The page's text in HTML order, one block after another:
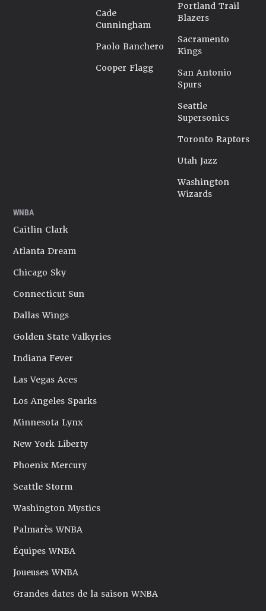
Cade
Cunningham
Paolo Banchero
Cooper Flagg
Portland Trail
Blazers
Sacramento
Kings
San Antonio
Spurs
Seattle
Supersonics
Toronto Raptors
Utah Jazz
Washington
Wizards
WNBA
Caitlin Clark
Atlanta Dream
Chicago Sky
Connecticut Sun
Dallas Wings
Golden State Valkyries
Indiana Fever
Las Vegas Aces
Los Angeles Sparks
Minnesota Lynx
New York Liberty
Phoenix Mercury
Seattle Storm
Washington Mystics
Palmarès WNBA
Équipes WNBA
Joueuses WNBA
Grandes dates de la saison WNBA